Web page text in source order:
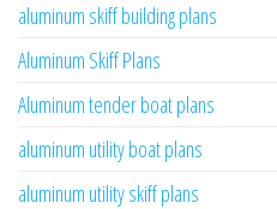
aluminum skiff building plans
Aluminum Skiff Plans
Aluminum tender boat plans
aluminum utility boat plans
aluminum utility skiff plans